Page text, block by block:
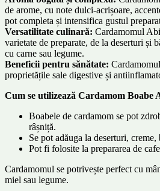
de arome, cu note dulci-acrișoare,
pot completa și intensifica gustul
Versatilitate culinară: Cardamomul
varietate de preparate, de la deserturi și
cu carne sau legume.
Beneficii pentru sănătate:
proprietățile sale digestive și
Cum se utilizează Cardamom Boabe
Boabele de cardamom se pot
râșniță.
Se pot adăuga la deserturi,
Pot fi folosite la prepararea de
Cardamomul se potrivește perfect cu
miel sau legume.